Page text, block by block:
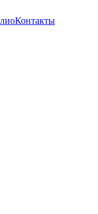
Контакты